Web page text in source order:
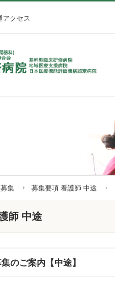
アクセス
集 募集要項 看護師 中途
師 中途
のご案内【中途】